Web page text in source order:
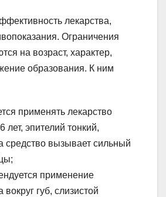
лекарства,
Ограничения
на возраст, характер,
образования. К ним
применять лекарство
лет, эпителий тонкий,
средство вызывает сильный
применение
вокруг губ, слизистой